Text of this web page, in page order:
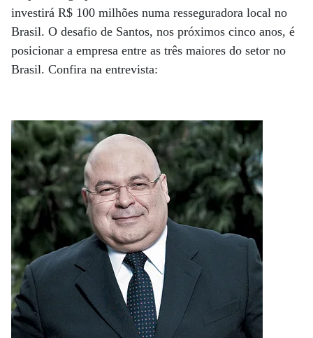
investirá R$ 100 milhões numa resseguradora local no
Brasil. O desafio de Santos, nos próximos cinco anos, é
posicionar a empresa entre as três maiores do setor no
Brasil. Confira na entrevista: